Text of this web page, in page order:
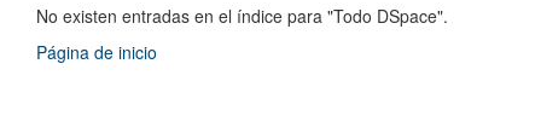
No existen entradas en el índice para "Todo DSpace".
Página de inicio